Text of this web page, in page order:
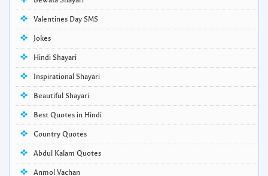
Valentines Day SMS
Jokes
Hindi Shayari
Inspirational Shayari
Beautiful Shayari
Best Quotes in Hindi
Country Quotes
Abdul Kalam Quotes
Anmol Vachan